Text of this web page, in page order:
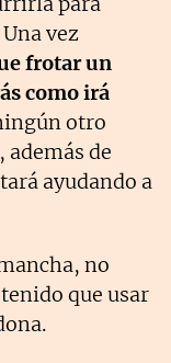
vez
frotar un
como irá
otro
de
ayudando a
no
que usar